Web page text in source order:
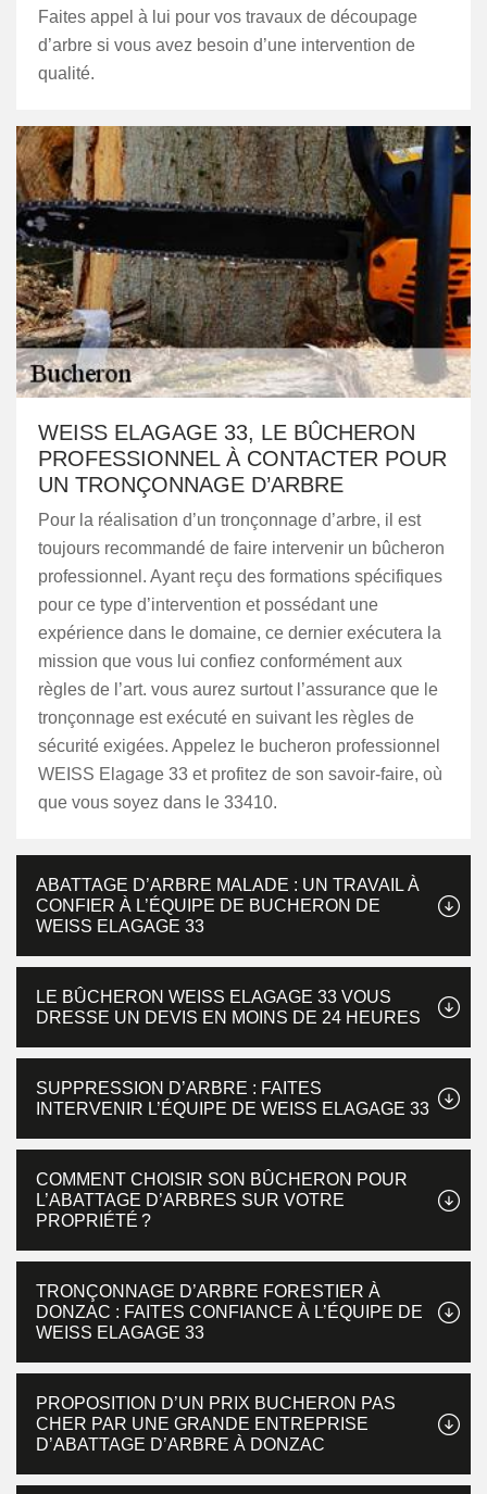
Faites appel à lui pour vos travaux de découpage
d’arbre si vous avez besoin d’une intervention de
qualité.
WEISS ELAGAGE 33, LE BÛCHERON
PROFESSIONNEL À CONTACTER POUR
UN TRONÇONNAGE D’ARBRE
Pour la réalisation d’un tronçonnage d’arbre, il est
toujours recommandé de faire intervenir un bûcheron
professionnel. Ayant reçu des formations spécifiques
pour ce type d’intervention et possédant une
expérience dans le domaine, ce dernier exécutera la
mission que vous lui confiez conformément aux
règles de l’art. vous aurez surtout l’assurance que le
tronçonnage est exécuté en suivant les règles de
sécurité exigées. Appelez le bucheron professionnel
WEISS Elagage 33 et profitez de son savoir-faire, où
que vous soyez dans le 33410.
ABATTAGE D’ARBRE MALADE : UN TRAVAIL À
CONFIER À L’ÉQUIPE DE BUCHERON DE
WEISS ELAGAGE 33
LE BÛCHERON WEISS ELAGAGE 33 VOUS
DRESSE UN DEVIS EN MOINS DE 24 HEURES
SUPPRESSION D’ARBRE : FAITES
INTERVENIR L’ÉQUIPE DE WEISS ELAGAGE 33
COMMENT CHOISIR SON BÛCHERON POUR
L’ABATTAGE D’ARBRES SUR VOTRE
PROPRIÉTÉ ?
TRONÇONNAGE D’ARBRE FORESTIER À
DONZAC : FAITES CONFIANCE À L’ÉQUIPE DE
WEISS ELAGAGE 33
PROPOSITION D’UN PRIX BUCHERON PAS
CHER PAR UNE GRANDE ENTREPRISE
D’ABATTAGE D’ARBRE À DONZAC